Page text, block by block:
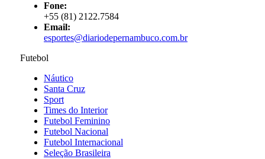
Fone:
+55 (81) 2122.7584
Email:
esportes@diariodepernambuco.com.br
Futebol
Náutico
Santa Cruz
Sport
Times do Interior
Futebol Feminino
Futebol Nacional
Futebol Internacional
Seleção Brasileira